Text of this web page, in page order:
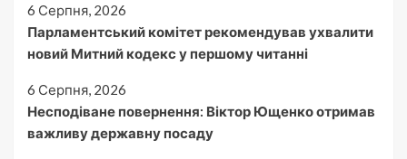
6 Серпня, 2026
Парламентський комітет рекомендував ухвалити
новий Митний кодекс у першому читанні
6 Серпня, 2026
Несподіване повернення: Віктор Ющенко отримав
важливу державну посаду